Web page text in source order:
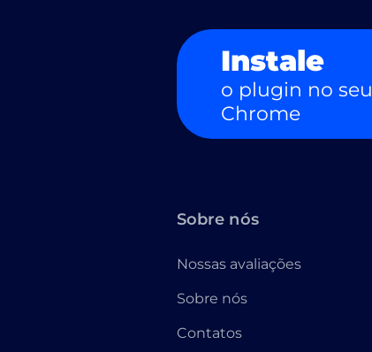
Instale
o plugin no seu
Chrome
Sobre nós
Nossas avaliações
Sobre nós
Contatos